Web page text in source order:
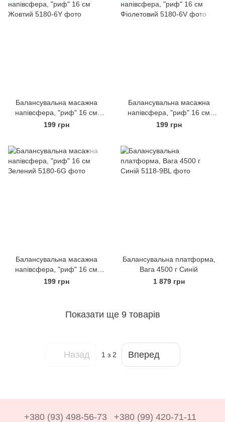
Балансувальна масажна
напівсфера, "риф" 16 см
Жовтий
199 грн
Балансувальна масажна
напівсфера, "риф" 16 см
Фіолетовий
199 грн
Балансувальна масажна
напівсфера, "риф" 16 см
Зелений
199 грн
Балансувальна платформа,
Вага 4500 г Синій
1 879 грн
Показати ще 9 товарів
Назад 1 з 2 Вперед
+380 (93) 498-56-73 +380 (99) 420-71-11